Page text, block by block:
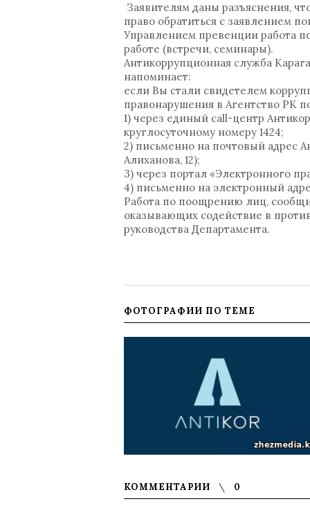
Заявителям даны разъяснения,
право обратиться с заявлением
Управлением превенции работа
работе (встречи, семинары).
Антикоррупционная служба
напоминает:
если Вы стали свидетелем
правонарушения в Агентство РК
1) через единый call-центр
круглосуточному номеру 1424;
2) письменно на почтовый адрес
Алиханова, 12);
3) через портал «Электронного
4) письменно на электронный
Работа по поощрению лиц,
оказывающих содействие в
руководства Департамента.
ФОТОГРАФИИ ПО ТЕМЕ
КОММЕНТАРИИ 0